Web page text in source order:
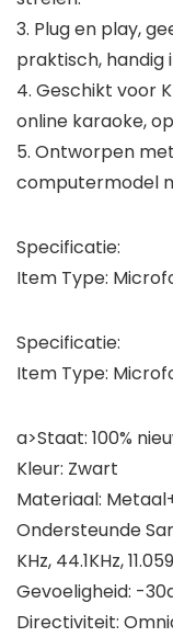
3. Plug en play,
praktisch, handig
4. Geschikt voor
online karaoke,
5. Ontworpen
computermodel
Specificatie:
Item Type:
Specificatie:
Item Type:
a>Staat: 100%
Kleur: Zwart
Materiaal:
Ondersteunde
KHz, 44.1KHz,
Gevoeligheid: -
Directiviteit: